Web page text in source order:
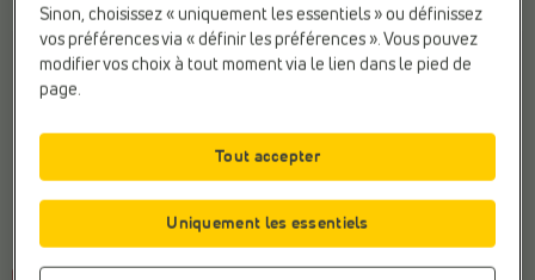
Sinon, choisissez « uniquement les essentiels » ou définissez
vos préférences via « définir les préférences ». Vous pouvez
modifier vos choix à tout moment via le lien dans le pied de
page.
Uniquement les essentiels
Tout accepter